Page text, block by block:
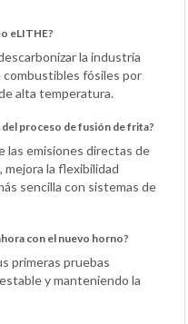
eLITHE?
la industria
fósiles por
alta temperatura.
proceso de fusión de frita?
las emisiones directas de
mejora la flexibilidad
sencilla con sistemas de
con el nuevo horno?
primeras pruebas
y manteniendo la